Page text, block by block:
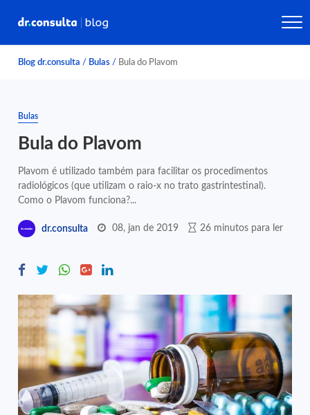
Blog dr.consulta / Bulas / Bula do Plavom
Bulas
Bula do Plavom
Plavom é utilizado também para facilitar os procedimentos
radiológicos (que utilizam o raio-x no trato gastrintestinal).
Como o Plavom funciona?...
dr.consulta 08, jan de 2019 26 minutos para ler